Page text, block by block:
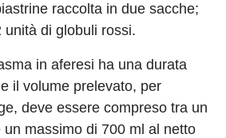
raccolta in due sacche;
unità di globuli rossi.
in aferesi ha una durata
il volume prelevato, per
deve essere compreso tra un
massimo di 700 ml al netto